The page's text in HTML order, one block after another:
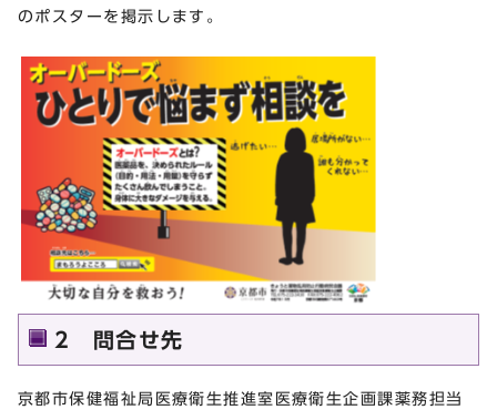
のポスターを掲示します。
2 問合せ先
京都市保健福祉局医療衛生推進室医療衛生企画課薬務担当